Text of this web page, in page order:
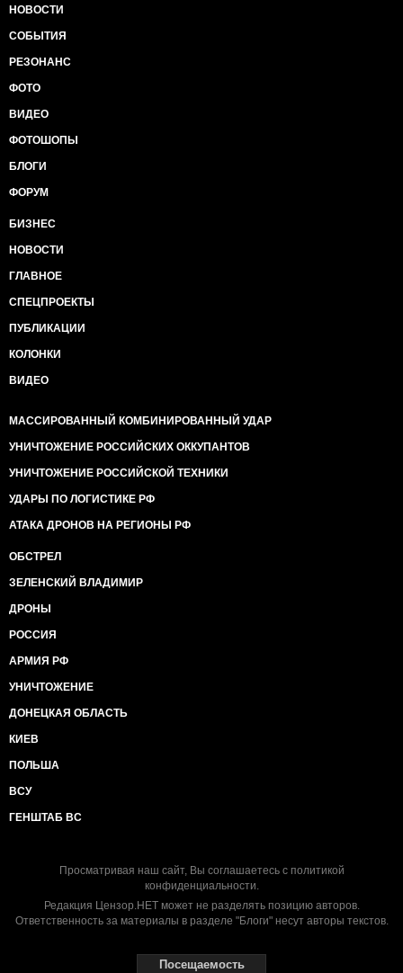
НОВОСТИ
СОБЫТИЯ
РЕЗОНАНС
ФОТО
ВИДЕО
ФОТОШОПЫ
БЛОГИ
ФОРУМ
БИЗНЕС
НОВОСТИ
ГЛАВНОЕ
СПЕЦПРОЕКТЫ
ПУБЛИКАЦИИ
КОЛОНКИ
ВИДЕО
МАССИРОВАННЫЙ КОМБИНИРОВАННЫЙ УДАР
УНИЧТОЖЕНИЕ РОССИЙСКИХ ОККУПАНТОВ
УНИЧТОЖЕНИЕ РОССИЙСКОЙ ТЕХНИКИ
УДАРЫ ПО ЛОГИСТИКЕ РФ
АТАКА ДРОНОВ НА РЕГИОНЫ РФ
ОБСТРЕЛ
ЗЕЛЕНСКИЙ ВЛАДИМИР
ДРОНЫ
РОССИЯ
АРМИЯ РФ
УНИЧТОЖЕНИЕ
ДОНЕЦКАЯ ОБЛАСТЬ
КИЕВ
ПОЛЬША
ВСУ
ГЕНШТАБ ВС
Просматривая наш сайт, Вы соглашаетесь с политикой
конфиденциальности.
Редакция Цензор.НЕТ может не разделять позицию авторов.
Ответственность за материалы в разделе "Блоги" несут авторы текстов.
Посещаемость